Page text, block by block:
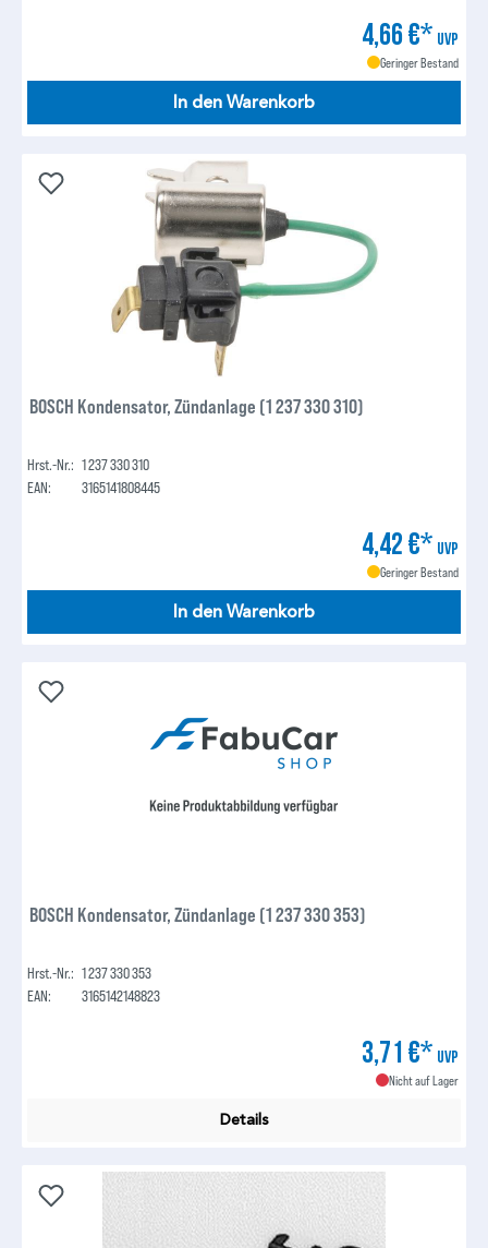
4,66 €* UVP
Geringer Bestand
In den Warenkorb
BOSCH Kondensator, Zündanlage (1 237 330 310)
Hrst.-Nr.: 1 237 330 310
EAN:
3165141808445
4,42 €* UVP
Geringer Bestand
In den Warenkorb
BOSCH Kondensator, Zündanlage (1 237 330 353)
Hrst.-Nr.: 1 237 330 353
EAN:
3165142148823
3,71 €* UVP
Nicht auf Lager
Details